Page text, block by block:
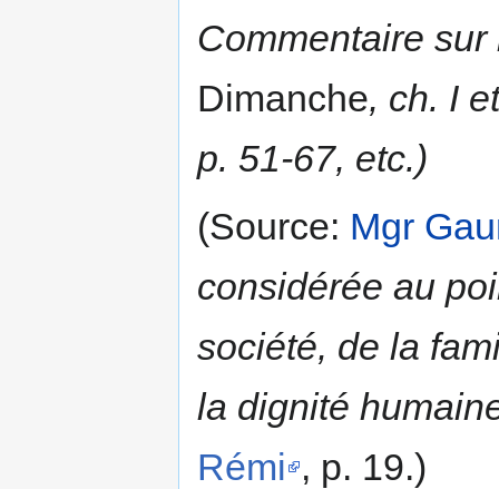
Commentaire
Dimanche, ch. I
p. 51-67, etc.)
(Source: Mgr
considérée au
société, de la
la dignité
Rémi , p. 19.)